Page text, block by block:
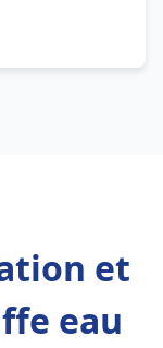
et
eau